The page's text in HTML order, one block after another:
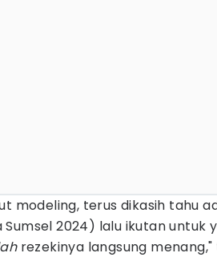
modeling, terus dikasih tahu
Sumsel 2024) lalu ikutan untuk
rezekinya langsung menang,"